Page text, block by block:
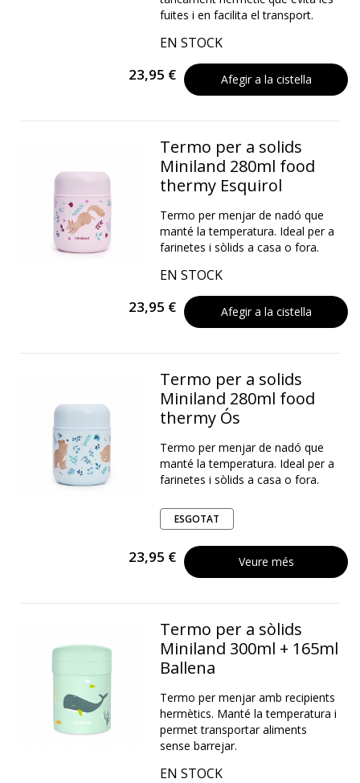
fuites i en facilita el transport.
EN STOCK
23,95 € Afegir a la cistella
Termo per a solids
Miniland 280ml food
thermy Esquirol
Termo per menjar de nadó que
manté la temperatura. Ideal per a
farinetes i sòlids a casa o fora.
EN STOCK
23,95 € Afegir a la cistella
Termo per a solids
Miniland 280ml food
thermy Ós
Termo per menjar de nadó que
manté la temperatura. Ideal per a
farinetes i sòlids a casa o fora.
ESGOTAT
23,95 € Veure més
Termo per a sòlids
Miniland 300ml + 165ml
Ballena
Termo per menjar amb recipients
hermètics. Manté la temperatura i
permet transportar aliments
sense barrejar.
EN STOCK